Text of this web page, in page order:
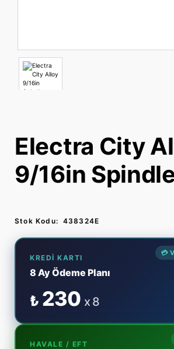
Electra City
9/16in
Stok Kodu: 438324E
💳
KREDI KARTI
8 Ay Ödeme Planı
₺ 230 x 8
HAVALE / EFT